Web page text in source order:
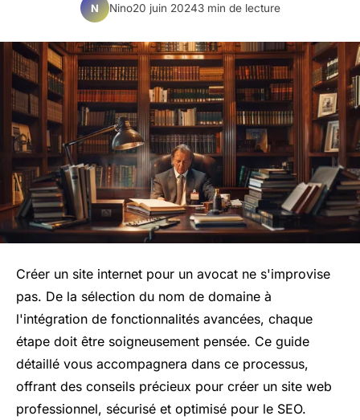
N Nino20 juin 20243 min de lecture
Créer un site internet pour un avocat ne s'improvise
pas. De la sélection du nom de domaine à
l'intégration de fonctionnalités avancées, chaque
étape doit être soigneusement pensée. Ce guide
détaillé vous accompagnera dans ce processus,
offrant des conseils précieux pour créer un site web
professionnel, sécurisé et optimisé pour le SEO.